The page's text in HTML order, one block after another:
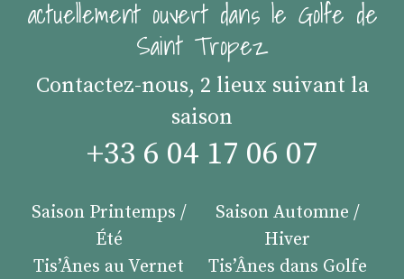
actuellement ouvert dans le Golfe de
Saint Tropez
Contactez-nous, 2 lieux suivant la
saison
+33 6 04 17 06 07
Saison Printemps /
Été
Tis’Ânes au Vernet
Saison Automne /
Hiver
Tis’Ânes dans Golfe